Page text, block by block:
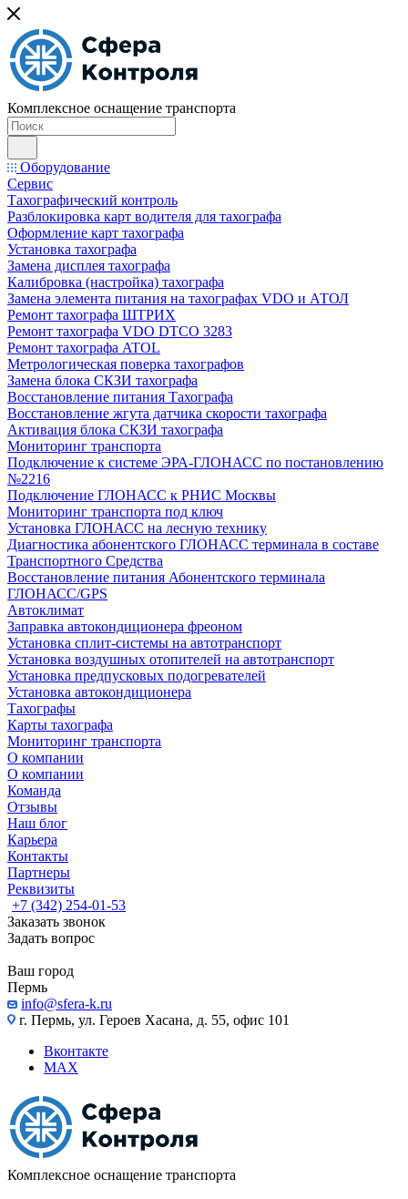
Комплексное оснащение транспорта
Оборудование
Сервис
Тахографический контроль
Разблокировка карт водителя для тахографа
Оформление карт тахографа
Установка тахографа
Замена дисплея тахографа
Калибровка (настройка) тахографа
Замена элемента питания на тахографах VDO и АТОЛ
Ремонт тахографа ШТРИХ
Ремонт тахографа VDO DTCO 3283
Ремонт тахографа ATOL
Метрологическая поверка тахографов
Замена блока СКЗИ тахографа
Восстановление питания Тахографа
Восстановление жгута датчика скорости тахографа
Активация блока СКЗИ тахографа
Мониторинг транспорта
Подключение к системе ЭРА-ГЛОНАСС по постановлению
№2216
Подключение ГЛОНАСС к РНИС Москвы
Мониторинг транспорта под ключ
Установка ГЛОНАСС на лесную технику
Диагностика абонентского ГЛОНАСС терминала в составе
Транспортного Средства
Восстановление питания Абонентского терминала
ГЛОНАСС/GPS
Автоклимат
Заправка автокондиционера фреоном
Установка сплит-системы на автотранспорт
Установка воздушных отопителей на автотранспорт
Установка предпусковых подогревателей
Установка автокондиционера
Тахографы
Карты тахографа
Мониторинг транспорта
О компании
О компании
Команда
Отзывы
Наш блог
Карьера
Контакты
Партнеры
Реквизиты
+7 (342) 254-01-53
Заказать звонок
Задать вопрос
Ваш город
Пермь
info@sfera-k.ru
г. Пермь, ул. Героев Хасана, д. 55, офис 101
Вконтакте
MAX
Комплексное оснащение транспорта